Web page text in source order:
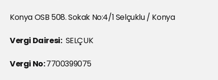
Konya OSB 508. Sokak No:4/1 Selçuklu / Konya
Vergi Dairesi:SELÇUK
Vergi No:7700399075